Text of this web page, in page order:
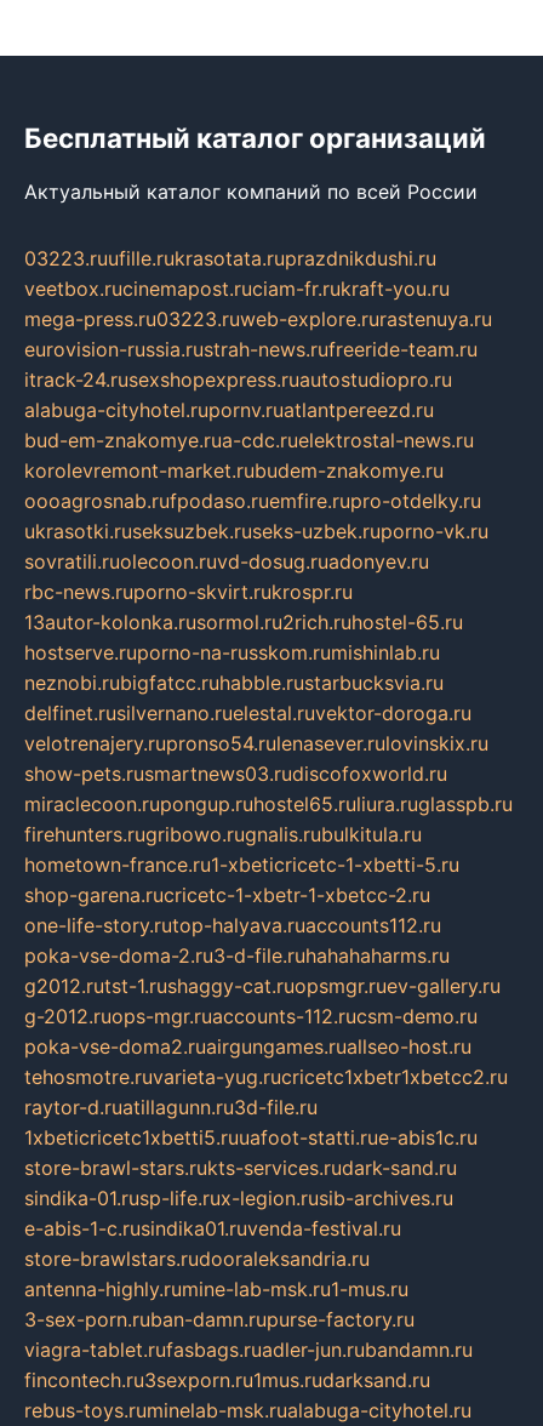
Бесплатный каталог организаций
Актуальный каталог компаний по всей России
03223.ruufille.rukrasotata.ruprazdnikdushi.ru
veetbox.rucinemapost.ruciam-fr.rukraft-you.ru
mega-press.ru03223.ruweb-explore.rurastenuya.ru
eurovision-russia.rustrah-news.rufreeride-team.ru
itrack-24.rusexshopexpress.ruautostudiopro.ru
alabuga-cityhotel.rupornv.ruatlantpereezd.ru
bud-em-znakomye.rua-cdc.ruelektrostal-news.ru
korolevremont-market.rubudem-znakomye.ru
oooagrosnab.rufpodaso.ruemfire.rupro-otdelky.ru
ukrasotki.ruseksuzbek.ruseks-uzbek.ruporno-vk.ru
sovratili.ruolecoon.ruvd-dosug.ruadonyev.ru
rbc-news.ruporno-skvirt.rukrospr.ru
13autor-kolonka.rusormol.ru2rich.ruhostel-65.ru
hostserve.ruporno-na-russkom.rumishinlab.ru
neznobi.rubigfatcc.ruhabble.rustarbucksvia.ru
delfinet.rusilvernano.ruelestal.ruvektor-doroga.ru
velotrenajery.rupronso54.rulenasever.rulovinskix.ru
show-pets.rusmartnews03.rudiscofoxworld.ru
miraclecoon.rupongup.ruhostel65.ruliura.ruglasspb.ru
firehunters.rugribowo.rugnalis.rubulkitula.ru
hometown-france.ru1-xbeticricetc-1-xbetti-5.ru
shop-garena.rucricetc-1-xbetr-1-xbetcc-2.ru
one-life-story.rutop-halyava.ruaccounts112.ru
poka-vse-doma-2.ru3-d-file.ruhahahaharms.ru
g2012.rutst-1.rushaggy-cat.ruopsmgr.ruev-gallery.ru
g-2012.ruops-mgr.ruaccounts-112.rucsm-demo.ru
poka-vse-doma2.ruairgungames.ruallseo-host.ru
tehosmotre.ruvarieta-yug.rucricetc1xbetr1xbetcc2.ru
raytor-d.ruatillagunn.ru3d-file.ru
1xbeticricetc1xbetti5.ruuafoot-statti.rue-abis1c.ru
store-brawl-stars.rukts-services.rudark-sand.ru
sindika-01.rusp-life.rux-legion.rusib-archives.ru
e-abis-1-c.rusindika01.ruvenda-festival.ru
store-brawlstars.rudooraleksandria.ru
antenna-highly.rumine-lab-msk.ru1-mus.ru
3-sex-porn.ruban-damn.rupurse-factory.ru
viagra-tablet.rufasbags.ruadler-jun.rubandamn.ru
fincontech.ru3sexporn.ru1mus.rudarksand.ru
rebus-toys.ruminelab-msk.rualabuga-cityhotel.ru